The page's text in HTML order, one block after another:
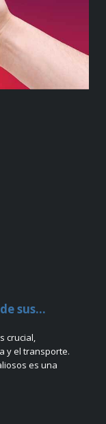
sus...
crucial,
y el transporte.
es una